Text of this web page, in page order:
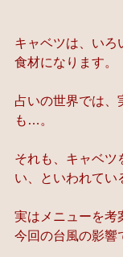
キャベツは、いろ
食材になります。
占いの世界では、
も…。
それも、キャベツ
い、といわれてい
実はメニューを考
今回の台風の影響